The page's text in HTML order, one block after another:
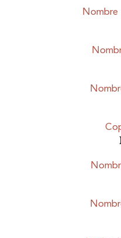
Nombre